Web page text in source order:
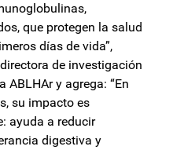
que protegen la salud
días de vida”,
de investigación
y agrega: “En
su impacto es
ayuda a reducir
digestiva y